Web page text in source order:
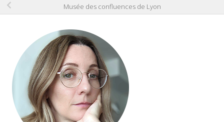
Musée des confluences de Lyon